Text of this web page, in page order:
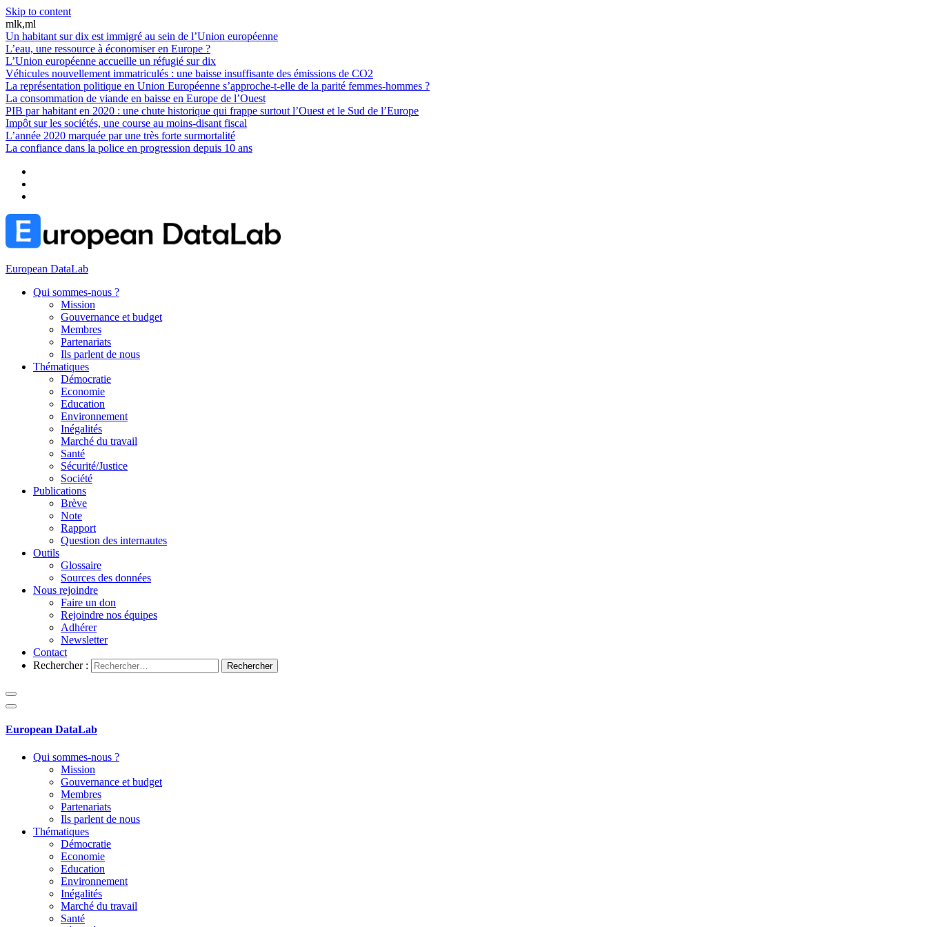
Skip to content
mlk,ml
Un habitant sur dix est immigré au sein de l’Union européenne
L’eau, une ressource à économiser en Europe ?
L’Union européenne accueille un réfugié sur dix
Véhicules nouvellement immatriculés : une baisse insuffisante des émissions de CO2
La représentation politique en Union Européenne s’approche-t-elle de la parité femmes-hommes ?
La consommation de viande en baisse en Europe de l’Ouest
PIB par habitant en 2020 : une chute historique qui frappe surtout l’Ouest et le Sud de l’Europe
Impôt sur les sociétés, une course au moins-disant fiscal
L’année 2020 marquée par une très forte surmortalité
La confiance dans la police en progression depuis 10 ans
European DataLab
Qui sommes-nous ?
Mission
Gouvernance et budget
Membres
Partenariats
Ils parlent de nous
Thématiques
Démocratie
Economie
Education
Environnement
Inégalités
Marché du travail
Santé
Sécurité/Justice
Société
Publications
Brève
Note
Rapport
Question des internautes
Outils
Glossaire
Sources des données
Nous rejoindre
Faire un don
Rejoindre nos équipes
Adhérer
Newsletter
Contact
Rechercher :
European DataLab
Qui sommes-nous ?
Mission
Gouvernance et budget
Membres
Partenariats
Ils parlent de nous
Thématiques
Démocratie
Economie
Education
Environnement
Inégalités
Marché du travail
Santé